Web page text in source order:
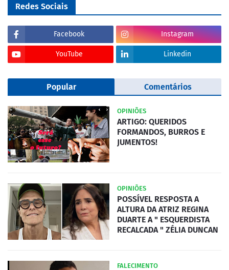
Redes Sociais
Facebook Instagram
YouTube Linkedin
Popular Comentários
OPINIÕES
ARTIGO: QUERIDOS
FORMANDOS, BURROS E
JUMENTOS!
OPINIÕES
POSSÍVEL RESPOSTA A
ALTURA DA ATRIZ REGINA
DUARTE A " ESQUERDISTA
RECALCADA " ZÉLIA DUNCAN
FALECIMENTO